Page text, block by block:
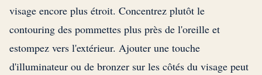
visage encore plus étroit. Concentrez plutôt le
contouring des pommettes plus près de l'oreille et
estompez vers l'extérieur. Ajouter une touche
d'illuminateur ou de bronzer sur les côtés du visage peut